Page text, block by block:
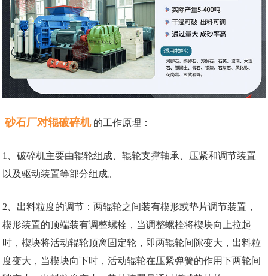
砂石厂对辊破碎机 的工作原理：
1、破碎机主要由辊轮组成、辊轮支撑轴承、压紧和调节装置
以及驱动装置等部分组成。
2、出料粒度的调节：两辊轮之间装有楔形或垫片调节装置，
楔形装置的顶端装有调整螺栓，当调整螺栓将楔块向上拉起
时，楔块将活动辊轮顶离固定轮，即两辊轮间隙变大，出料粒
度变大，当楔块向下时，活动辊轮在压紧弹簧的作用下两轮间